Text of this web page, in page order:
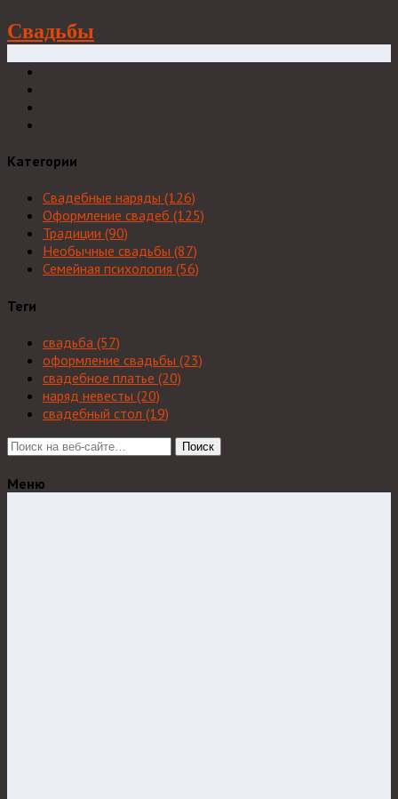
Свадьбы
Категории
Свадебные наряды (126)
Оформление свадеб (125)
Традиции (90)
Необычные свадьбы (87)
Семейная психология (56)
Теги
свадьба (57)
оформление свадьбы (23)
свадебное платье (20)
наряд невесты (20)
свадебный стол (19)
Поиск
Меню